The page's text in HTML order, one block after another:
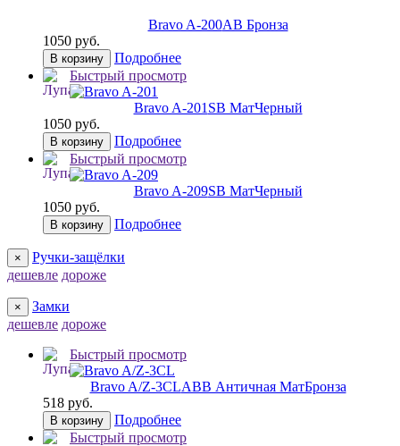
Bravo A-200AB Бронза
1050 руб.
В корзину
Подробнее
Быстрый просмотр
Bravo A-201 SB МатЧерный
1050 руб.
В корзину
Подробнее
Быстрый просмотр
Bravo A-209SB МатЧерный
1050 руб.
В корзину Подробнее
×
Ручки-защёлки
дешевле дороже
×
Замки
дешевле дороже
Быстрый просмотр
Bravo A/Z-3CLABB Античная МатБронза
518 руб.
В корзину
Подробнее
Быстрый просмотр